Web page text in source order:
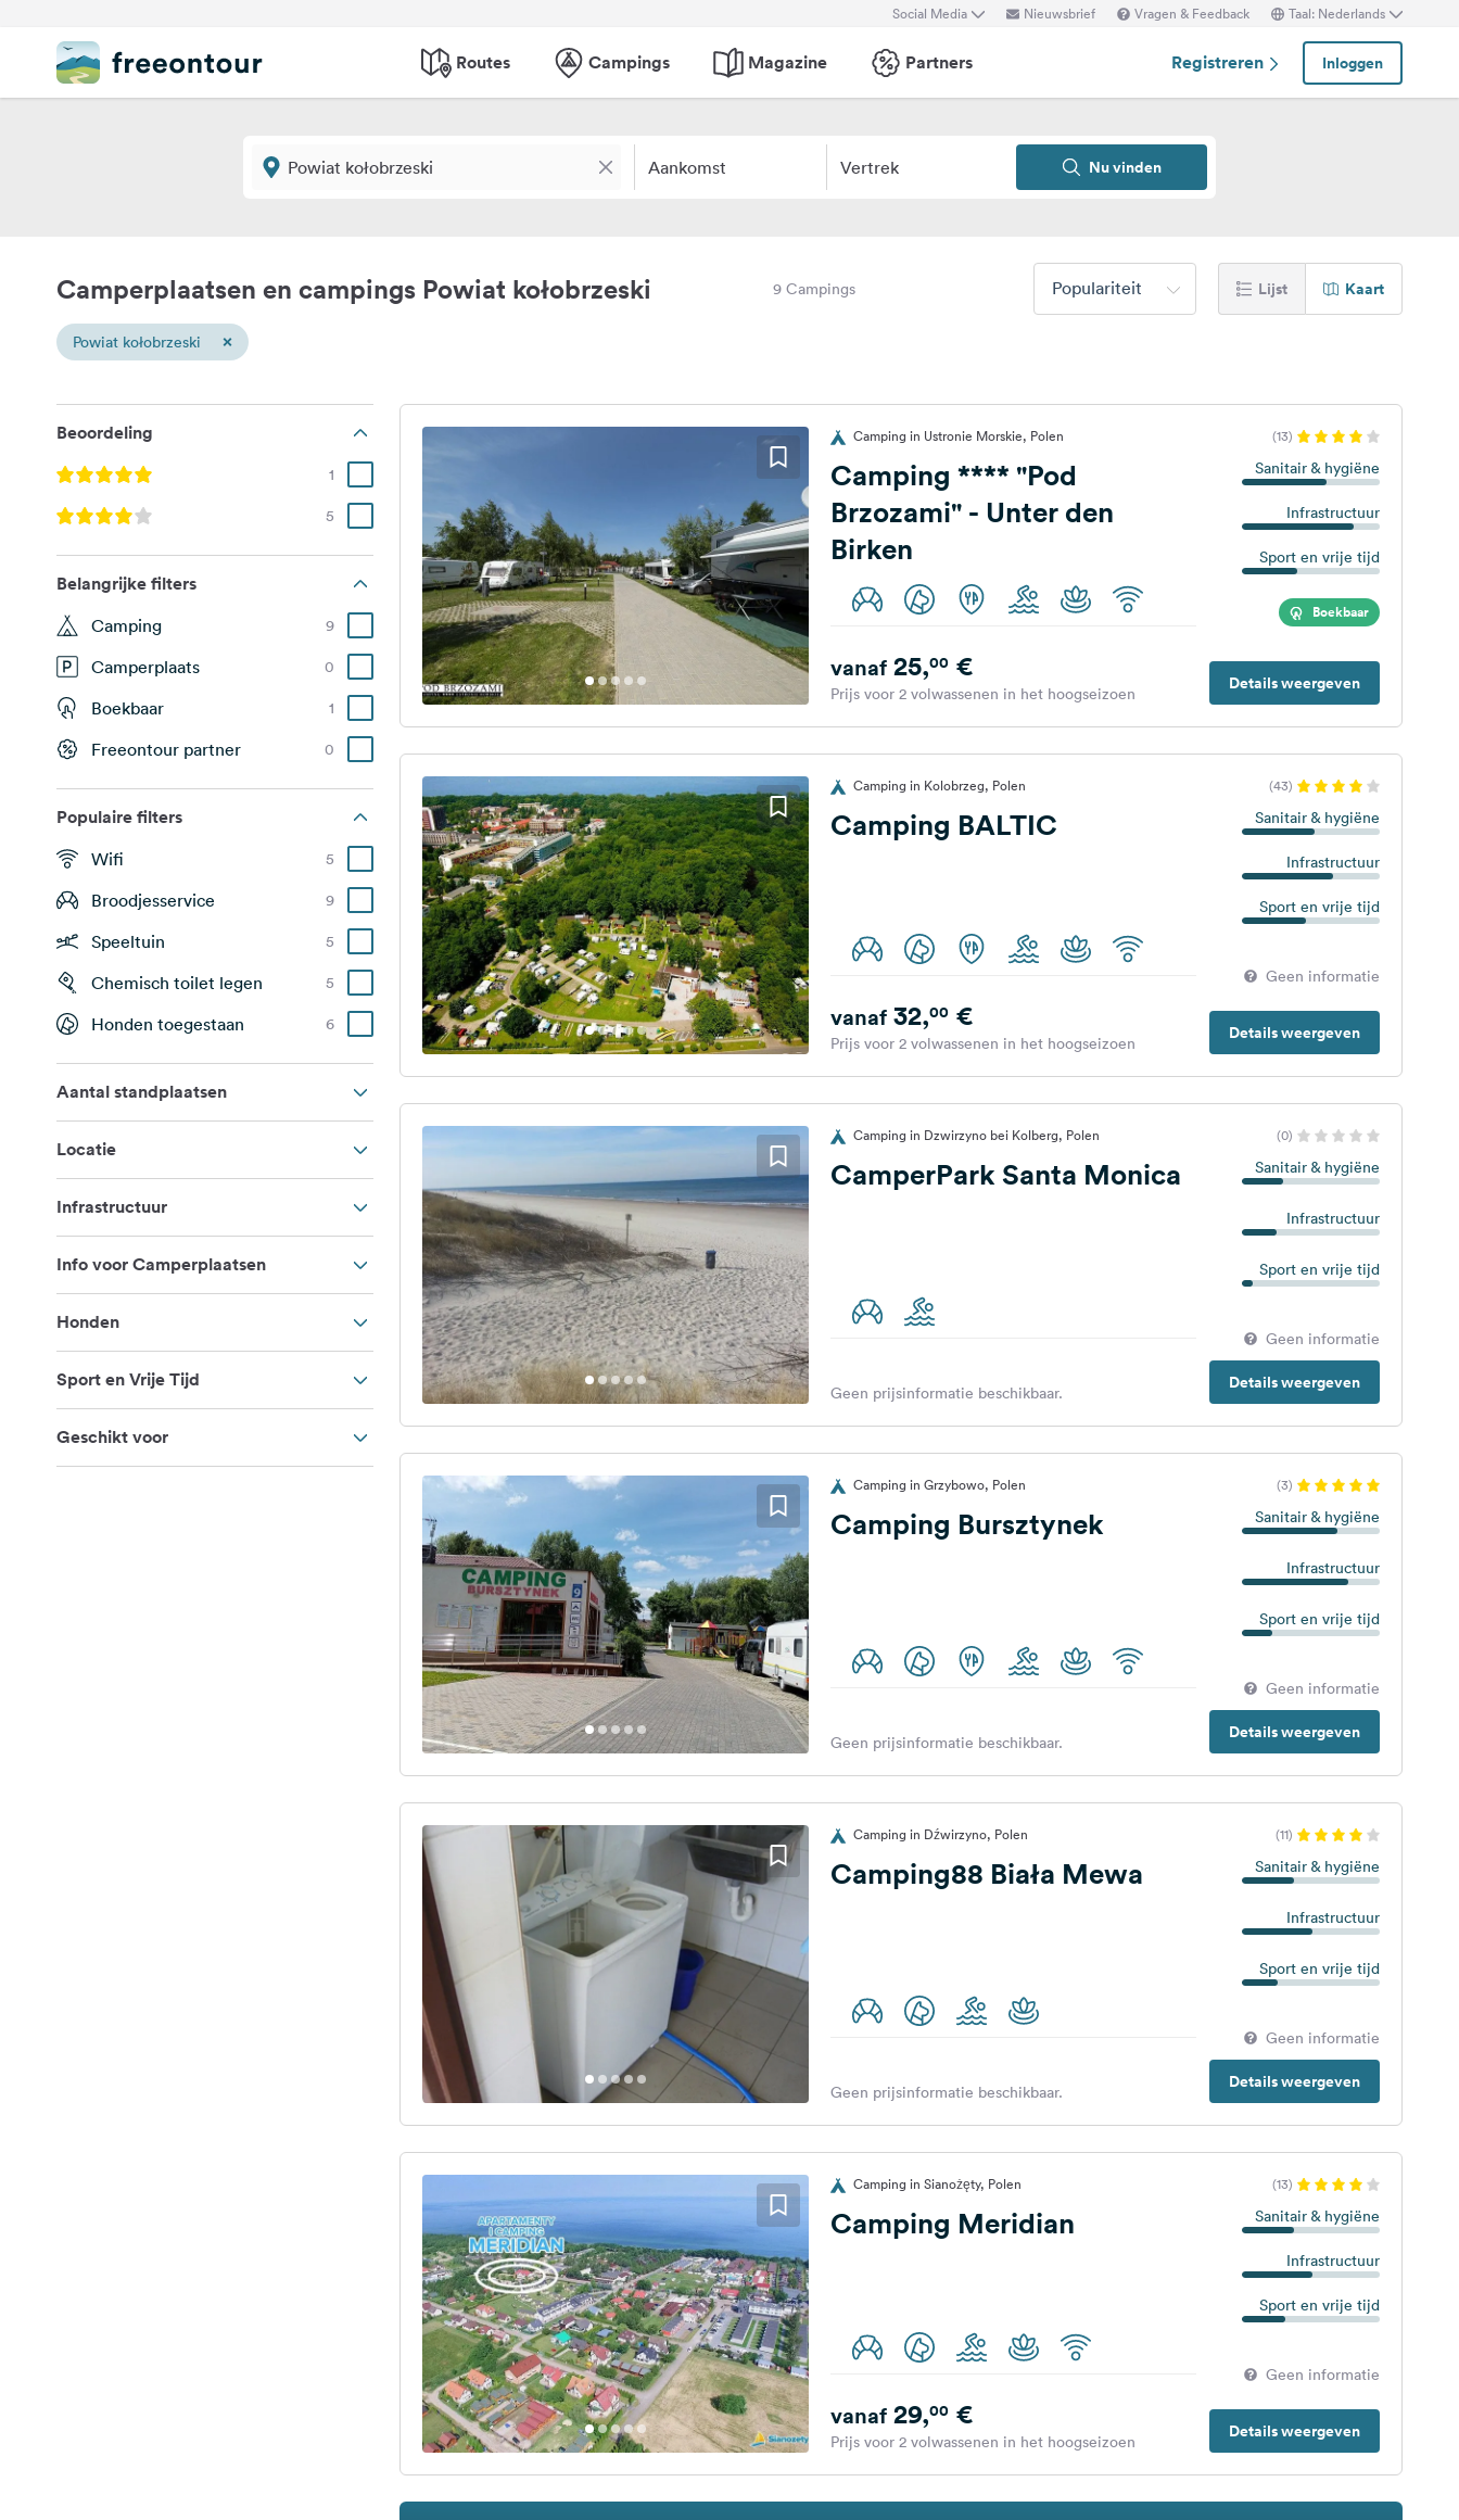
Social Media Nieuwsbrief Vragen & Feedback Taal: Nederlands
Routes Campings Magazine Partners Registreren Inloggen
Aankomst Vertrek Nu vinden
Camperplaatsen en campings Powiat kołobrzeski 9 Campings Populariteit Lijst Kaart
Powiat kołobrzeski ×
Beoordeling
1
5
Belangrijke filters
Camping 9
Camperplaats 0
Boekbaar 1
Freeontour partner 0
Populaire filters
Wifi 5
Broodjesservice 9
Speeltuin 5
Chemisch toilet legen 5
Honden toegestaan 6
Aantal standplaatsen
Locatie
Infrastructuur
Info voor Camperplaatsen
Honden
Sport en Vrije Tijd
Geschikt voor
Camping in Ustronie Morskie, Polen (13)
Camping **** "Pod
Brzozami" - Unter den
Birken
Sanitair & hygiëne
Infrastructuur
Sport en vrije tijd
Boekbaar
Details weergeven
vanaf25,00€
Prijs voor 2 volwassenen in het hoogseizoen
Camping in Kolobrzeg, Polen (43)
Camping BALTIC Sanitair & hygiëne
Infrastructuur
Sport en vrije tijd
Geen informatie
Details weergeven
vanaf32,00€
Prijs voor 2 volwassenen in het hoogseizoen
Camping in Dzwirzyno bei Kolberg, Polen (0)
CamperPark Santa Monica Sanitair & hygiëne
Infrastructuur
Sport en vrije tijd
Geen informatie
Details weergeven
Geen prijsinformatie beschikbaar.
Camping in Grzybowo, Polen (3)
Camping Bursztynek Sanitair & hygiëne
Infrastructuur
Sport en vrije tijd
Geen informatie
Details weergeven
Geen prijsinformatie beschikbaar.
Camping in Dźwirzyno, Polen (11)
Camping88 Biała Mewa Sanitair & hygiëne
Infrastructuur
Sport en vrije tijd
Geen informatie
Details weergeven
Geen prijsinformatie beschikbaar.
Camping in Sianożęty, Polen (13)
Camping Meridian Sanitair & hygiëne
Infrastructuur
Sport en vrije tijd
Geen informatie
Details weergeven
vanaf29,00€
Prijs voor 2 volwassenen in het hoogseizoen